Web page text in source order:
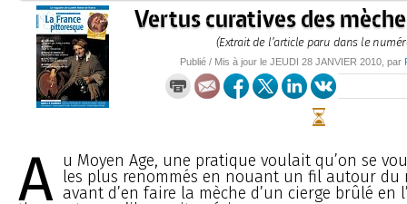
Vertus curatives des
(Extrait de l’article paru dans le
Publié / Mis à jour leJEUDI 28 JANVIER 2010 , par
A u Moyen Age, une pratique voulait qu’on se
les plus renommés en nouant un fil autour du
avant d’en faire la mèche d’un cierge brûlé en